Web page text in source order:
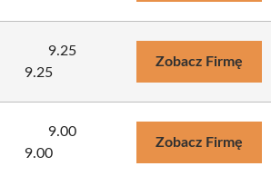
9.25
9.25
Zobacz Firmę
9.00
9.00
Zobacz Firmę